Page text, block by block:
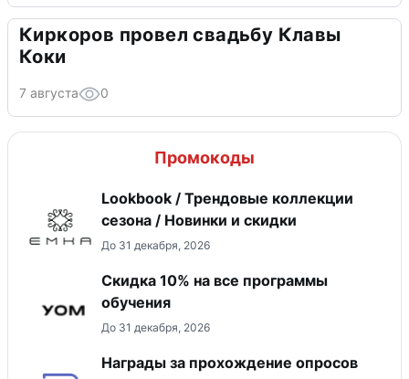
Киркоров провел свадьбу Клавы
Коки
7 августа 0
Промокоды
Lookbook / Трендовые коллекции
сезона / Новинки и скидки
До 31 декабря, 2026
Скидка 10% на все программы
обучения
До 31 декабря, 2026
Награды за прохождение опросов